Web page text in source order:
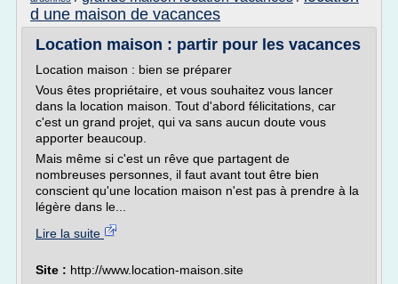
d une maison de vacances
Location maison : partir pour les vacances
Location maison : bien se préparer
Vous êtes propriétaire, et vous souhaitez vous lancer
dans la location maison. Tout d'abord félicitations, car
c'est un grand projet, qui va sans aucun doute vous
apporter beaucoup.
Mais même si c'est un rêve que partagent de
nombreuses personnes, il faut avant tout être bien
conscient qu'une location maison n'est pas à prendre à la
légère dans le...
Lire la suite
Site : http://www.location-maison.site